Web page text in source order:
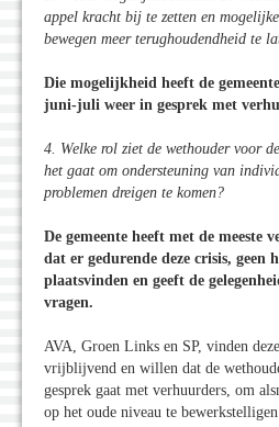
appel kracht bij te zetten en
bewegen meer terughoudendheid te
Die mogelijkheid heeft de
juni-juli weer in gesprek met
4. Welke rol ziet de wethouder voor
het gaat om ondersteuning van
problemen dreigen te komen?
De gemeente heeft met de meeste
dat er gedurende deze crisis,
plaatsvinden en geeft de
vragen.
AVA, Groen Links en SP, vinden
vrijblijvend en willen dat de
gesprek gaat met verhuurders, om
op het oude niveau te